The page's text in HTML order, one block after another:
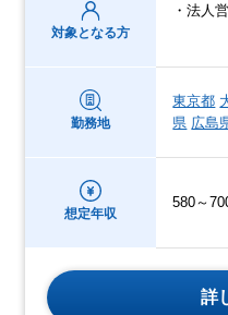
対象となる方
・法人
勤務地
東京都
県 広島
想定年収
580～
詳